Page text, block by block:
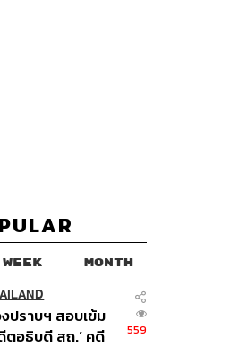
WEEK MONTH
ปราบฯ สอบเข้ม
ตอธิบดี สถ.’ คดี
559